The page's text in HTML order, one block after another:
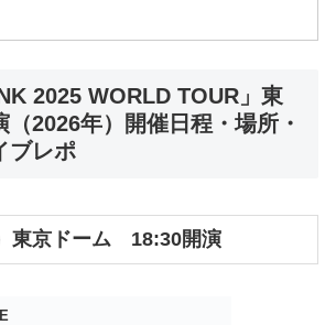
2025 WORLD TOUR」東
（2026年）開催日程・場所・
ブレポ
東京ドーム 18:30開演